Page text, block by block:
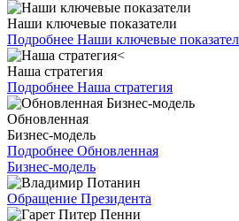
Наши ключевые показатели
Подробнее Наши ключевые
Наша стратегия
Подробнее Наша стратегия
Обновленная
Бизнес-модель
Подробнее Обновленная
Бизнес-модель
Обращение Президента